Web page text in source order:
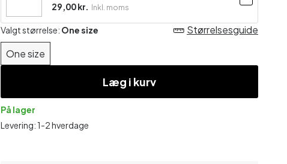
29,00 kr.
Inkl. moms
Valgt størrelse: One size
One size
Størrelsesguide
Læg i kurv
På lager
Levering: 1-2 hverdage